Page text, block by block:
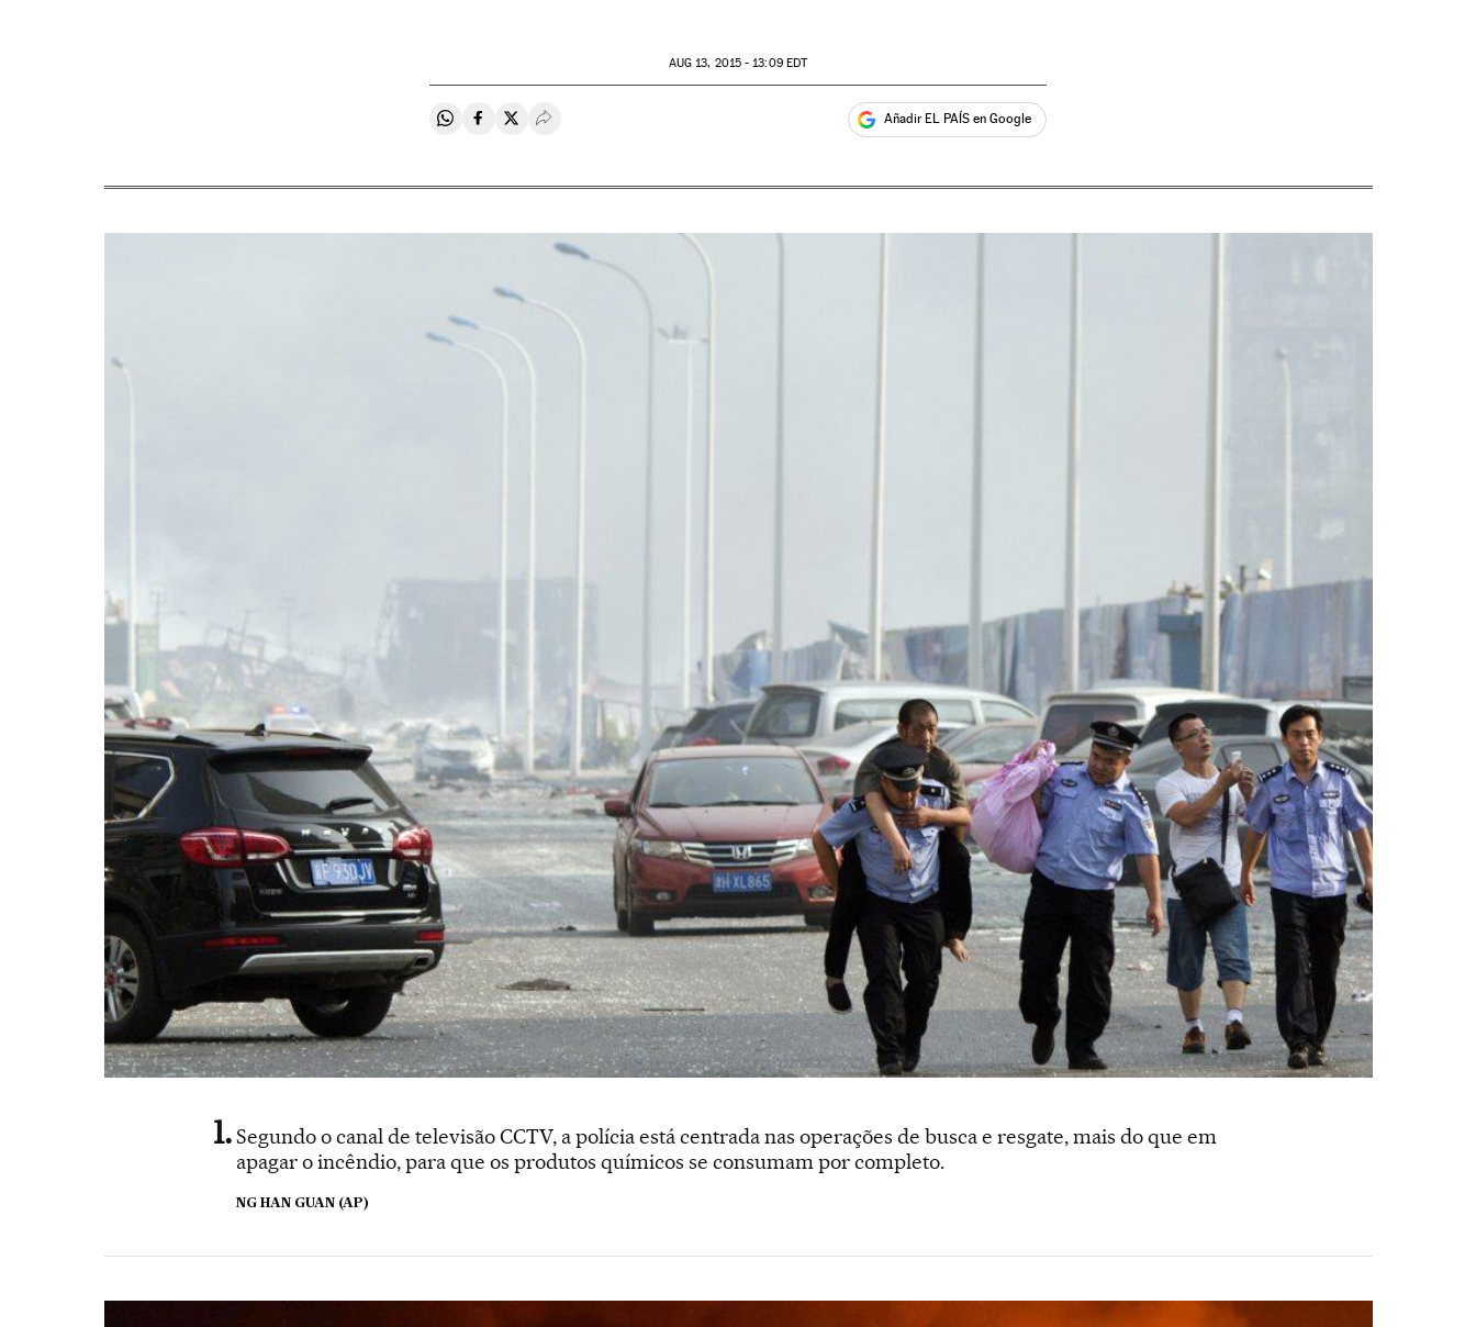
AUG 13, 2015 - 13:09EDT
Compartir en Whatsapp
Compartir en Facebook
Compartir en Twitter
Desplegar Redes Sociales Añadir EL PAÍS en Google
Segundo o canal de televisão CCTV, a polícia está centrada nas operações de busca e resgate, mais do que em
apagar o incêndio, para que os produtos químicos se consumam por completo.
NG HAN GUAN (AP)